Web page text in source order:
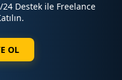
24 Destek ile Freelance
OL